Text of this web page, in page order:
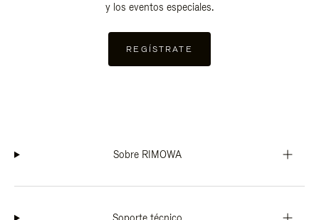
y los eventos especiales.
REGÍSTRATE
Sobre RIMOWA